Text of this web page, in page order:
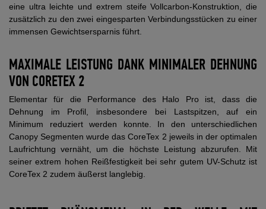
eine ultra leichte und extrem steife Vollcarbon-Konstruktion, die
zusätzlich zu den zwei eingesparten Verbindungsstücken zu einer
immensen Gewichtsersparnis führt.
MAXIMALE LEISTUNG DANK MINIMALER DEHNUNG
VON CORETEX 2
Elementar für die Performance des Halo Pro ist, dass die
Dehnung im Profil, insbesondere bei Lastspitzen, auf ein
Minimum reduziert werden konnte. In den unterschiedlichen
Canopy Segmenten wurde das CoreTex 2 jeweils in der optimalen
Laufrichtung vernäht, um die höchste Leistung abzurufen. Mit
seiner extrem hohen Reißfestigkeit bei sehr gutem UV-Schutz ist
CoreTex 2 zudem äußerst langlebig.